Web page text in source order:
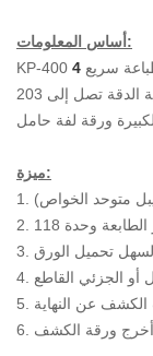
أساس المعلومات:
KP-400
سريع
مع سرعة تصل إلى 150 مم/ثانية و الطباعة عالية الدقة تصل إلى 203
ميزة:
3.
تحميل الورق
4. أو الجزئي القاطع
5.
الكشف عن النهاية
6.
أخرج ورقة الكشف